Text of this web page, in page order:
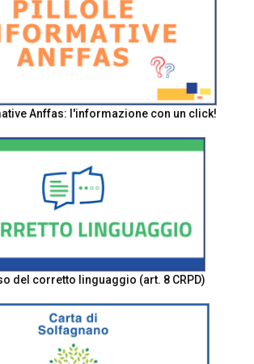
Anffas: l'informazione con un click!
del corretto linguaggio (art. 8 CRPD)